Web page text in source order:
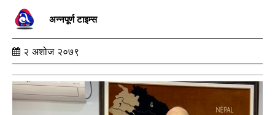
अन्नपूर्ण टाइम्स
२ अशोज २०७९